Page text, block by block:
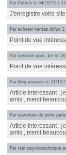
Par Patrick le 04/10/15 à
J'enregistre votre
Par acheter kamas dofus
Point de vue
Par serrurier paris 1er le
Point de vue
Par blog voyance le 21/10/
Article interessant ,
amis , merci
Par ouverture de porte paris
Article interessant ,
amis , merci
Par test psychotechnique